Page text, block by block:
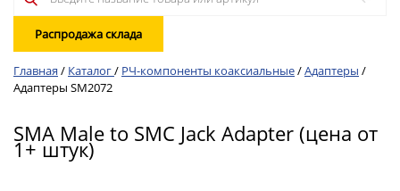
Распродажа склада
Главная / Каталог/ РЧ-компоненты коаксиальные/Адаптеры /
Адаптеры SM2072
SMA Male to SMC Jack Adapter (цена от
1+ штук)